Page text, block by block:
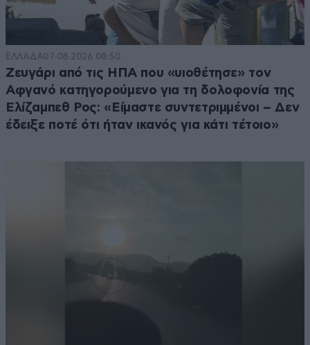
ΕΛΛΑΔΑ07·08·2026 08:50
Ζευγάρι από τις ΗΠΑ που «υιοθέτησε» τον
Αφγανό κατηγορούμενο για τη δολοφονία της
Ελίζαμπεθ Ρος: «Είμαστε συντετριμμένοι – Δεν
έδειξε ποτέ ότι ήταν ικανός για κάτι τέτοιο»